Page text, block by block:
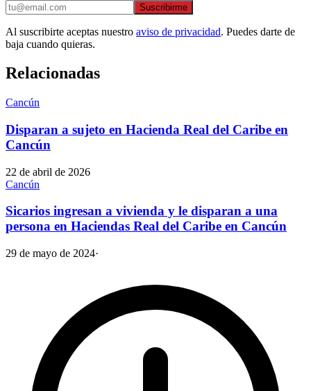
Suscribirme
Al suscribirte aceptas nuestro aviso de privacidad. Puedes darte de
baja cuando quieras.
Relacionadas
Cancún
Disparan a sujeto en Hacienda Real del Caribe en
Cancún
22 de abril de 2026
Cancún
Sicarios ingresan a vivienda y le disparan a una
persona en Haciendas Real del Caribe en Cancún
29 de mayo de 2024·